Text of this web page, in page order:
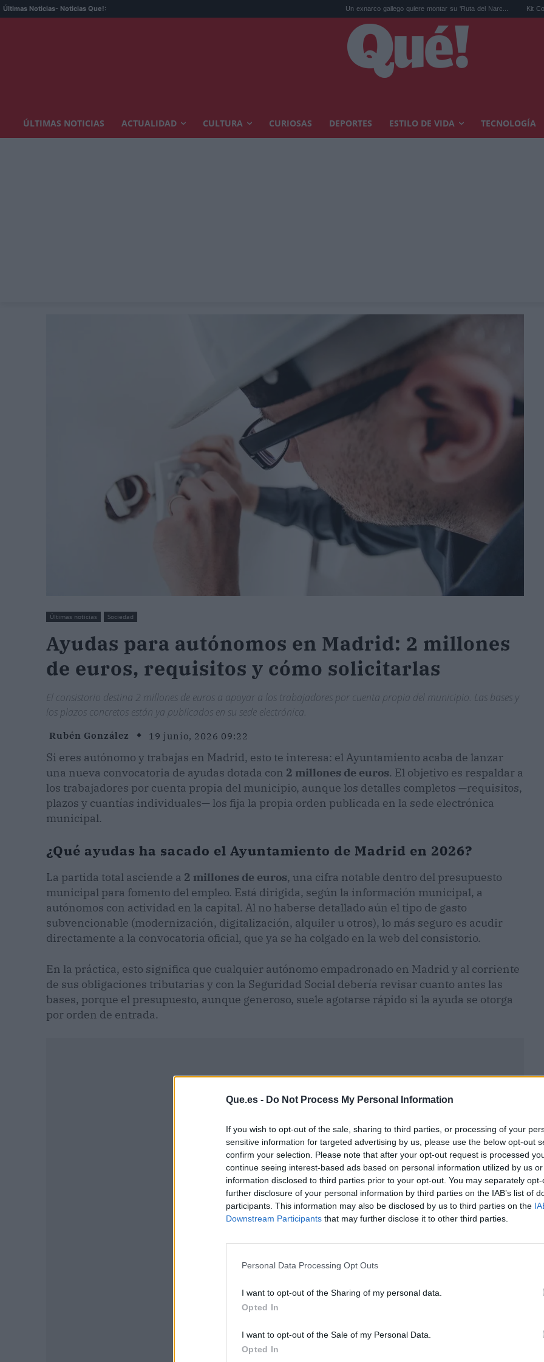
Que.es - Do Not Process My Personal Information
If you wish to opt-out of the sale, sharing to third parties, or processing of your
sensitive information for targeted advertising by us, please use the below opt-out
confirm your selection. Please note that after your opt-out request is processed
continue seeing interest-based ads based on personal information utilized by us
information disclosed to third parties prior to your opt-out. You may separately
further disclosure of your personal information by third parties on the IAB’s list of
participants. This information may also be disclosed by us to third parties on the
Downstream Participants that may further disclose it to other third parties.
Personal Data Processing Opt Outs
I want to opt-out of the Sharing of my personal data.
Opted In
I want to opt-out of the Sale of my Personal Data.
Opted In
Últimas Noticias- Noticias Que!: Un exnarco gallego quiere montar su 'Ruta del Narc... Kit Connor será
ÚLTIMAS NOTICIAS ACTUALIDAD CULTURA CURIOSAS DEPORTES ESTILO DE VIDA TECNOLOGÍA
Últimas noticias Sociedad
Ayudas para autónomos en Madrid: 2 millones
de euros, requisitos y cómo solicitarlas
El consistorio destina 2 millones de euros a apoyar a los trabajadores por cuenta propia del municipio. Las bases y
los plazos concretos están ya publicados en su sede electrónica.
Rubén González 19 junio, 2026 09:22
Si eres autónomo y trabajas en Madrid, esto te interesa: el Ayuntamiento acaba de lanzar
una nueva convocatoria de ayudas dotada con 2 millones de euros. El objetivo es respaldar a
los trabajadores por cuenta propia del municipio, aunque los detalles completos —requisitos,
plazos y cuantías individuales— los fija la propia orden publicada en la sede electrónica
municipal.
¿Qué ayudas ha sacado el Ayuntamiento de Madrid en 2026?
La partida total asciende a 2 millones de euros, una cifra notable dentro del presupuesto
municipal para fomento del empleo. Está dirigida, según la información municipal, a
autónomos con actividad en la capital. Al no haberse detallado aún el tipo de gasto
subvencionable (modernización, digitalización, alquiler u otros), lo más seguro es acudir
directamente a la convocatoria oficial, que ya se ha colgado en la web del consistorio.
En la práctica, esto significa que cualquier autónomo empadronado en Madrid y al corriente
de sus obligaciones tributarias y con la Seguridad Social debería revisar cuanto antes las
bases, porque el presupuesto, aunque generoso, suele agotarse rápido si la ayuda se otorga
por orden de entrada.
Publicidad